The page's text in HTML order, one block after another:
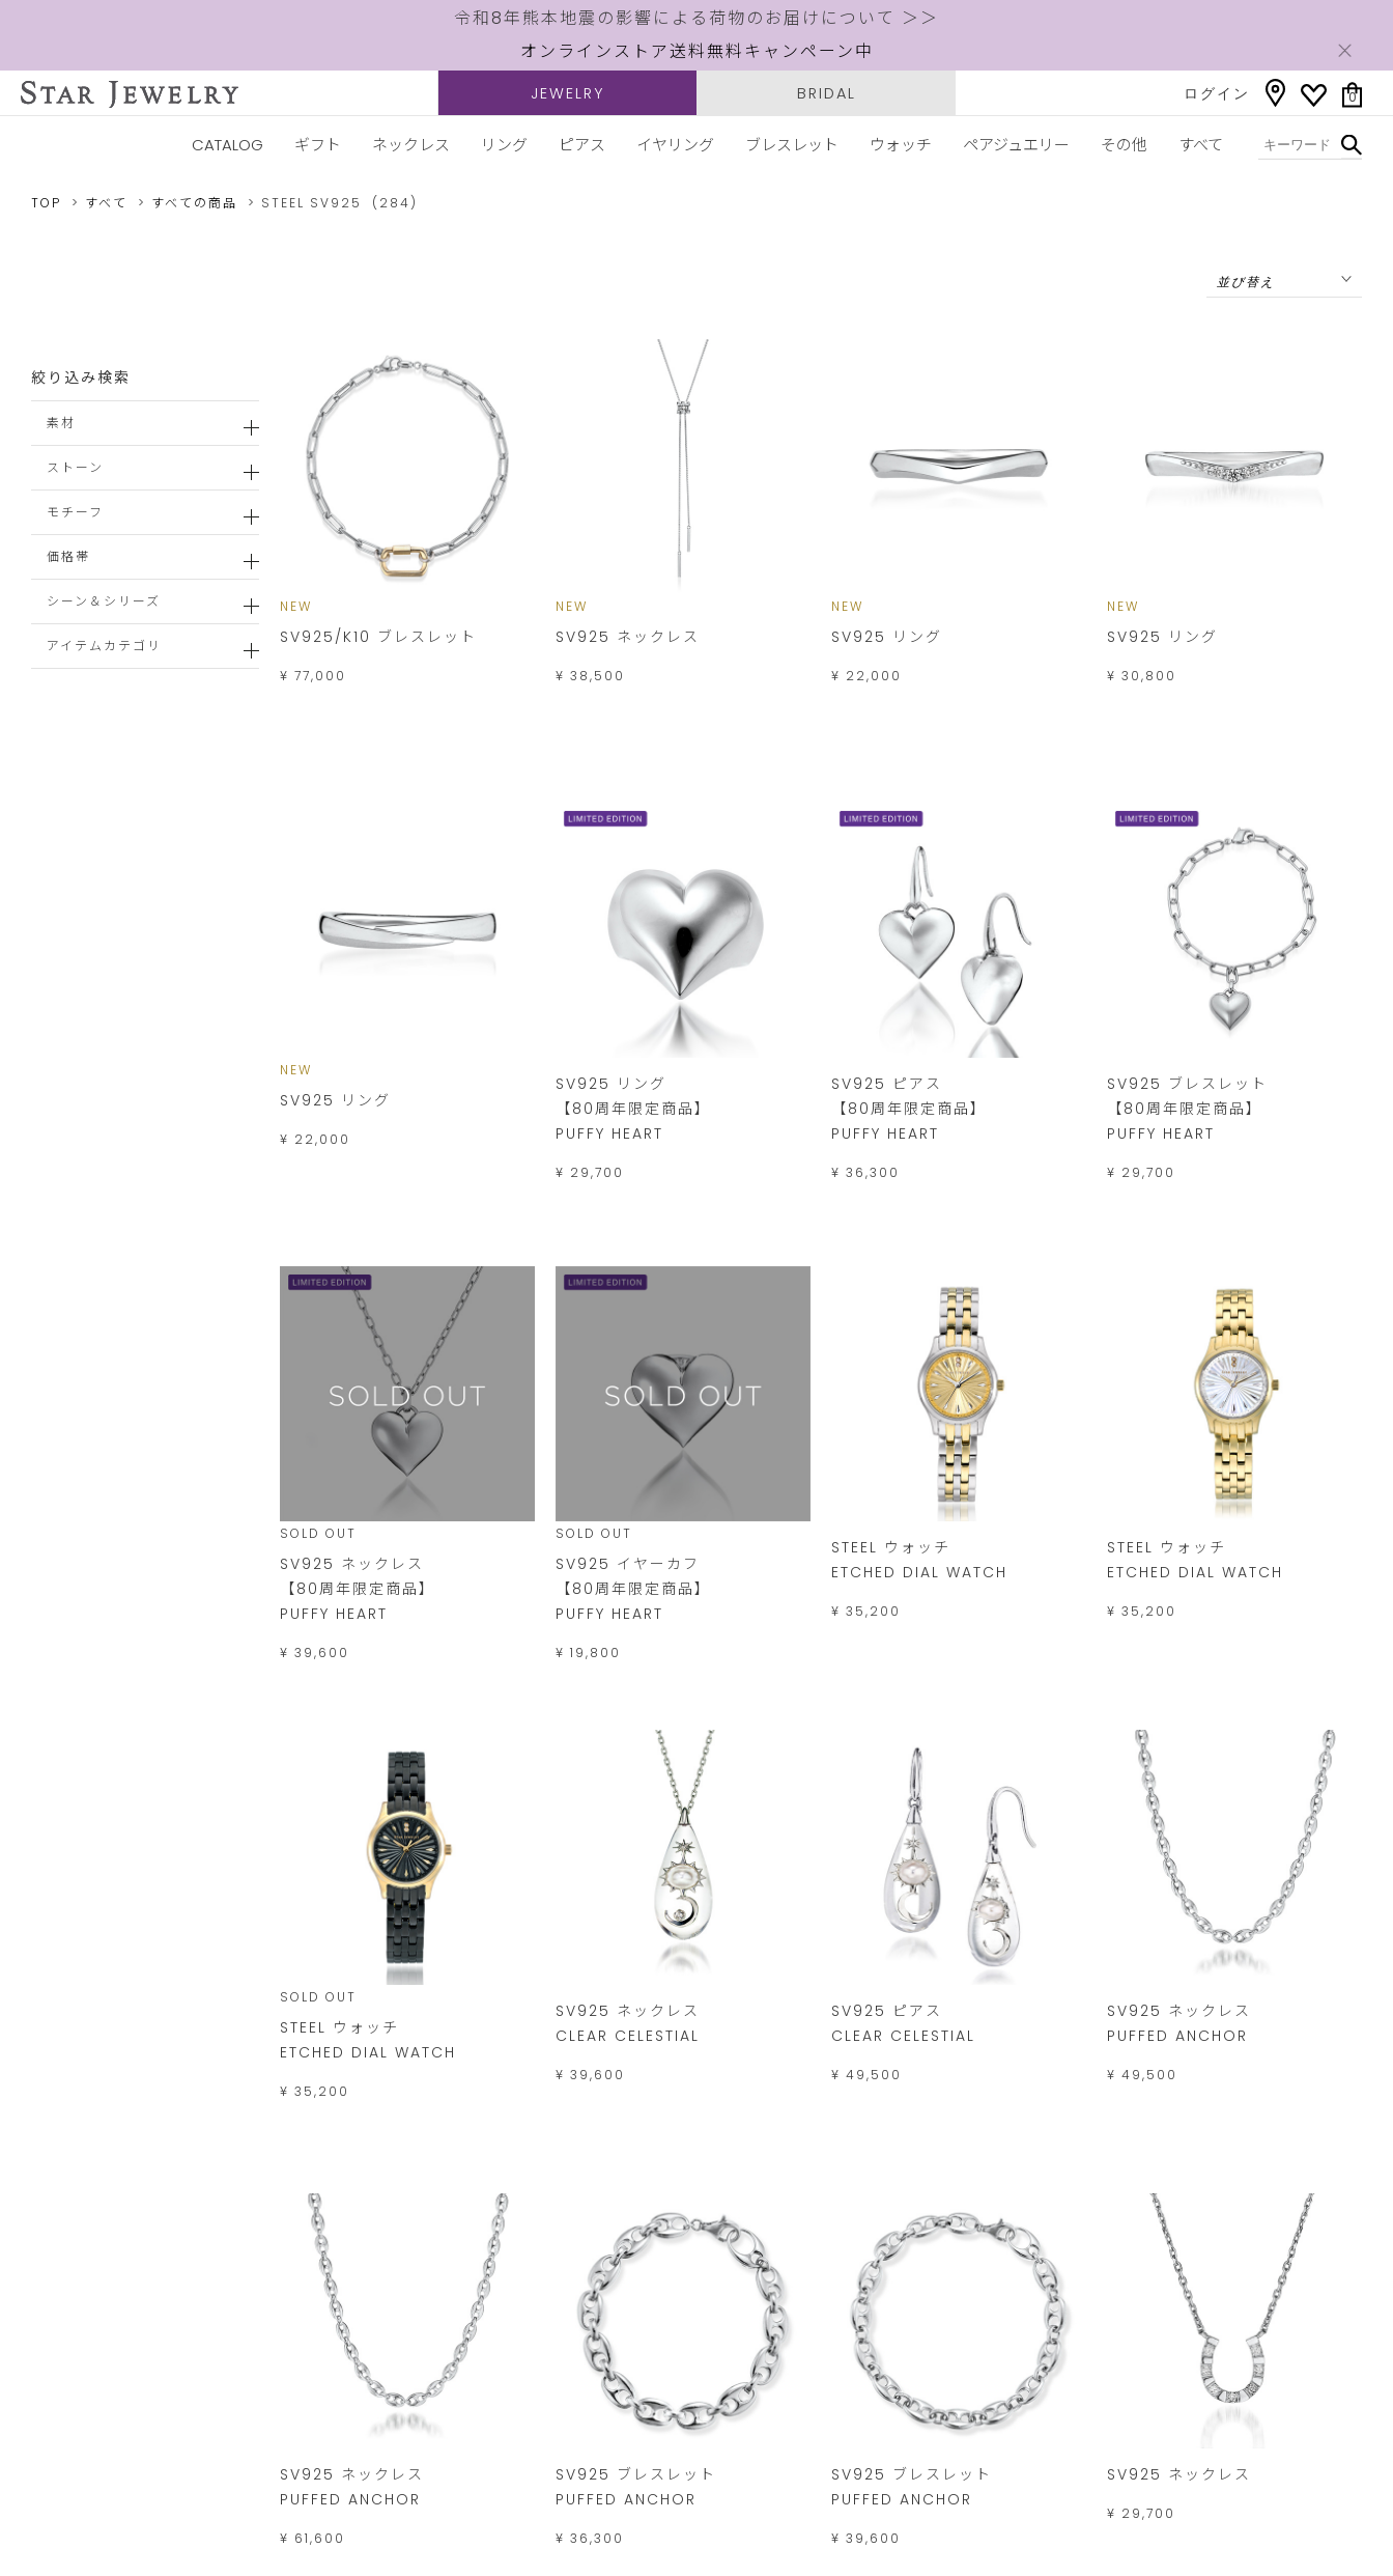
令和8年熊本地震の影響による荷物のお届けについて ＞＞
オンラインストア送料無料キャンペーン中
JEWELRY BRIDAL ログイン 0
CATALOG ギフト ネックレス リング ピアス イヤリング ブレスレット ウォッチ ペアジュエリー その他 すべて
TOP すべて すべての商品 STEEL SV925 (284)
絞り込み検索
素材
ストーン
モチーフ
価格帯
シーン＆シリーズ
アイテムカテゴリ
NEW
SV925/K10 ブレスレット
¥ 77,000
NEW
SV925 ネックレス
¥ 38,500
NEW
SV925 リング
¥ 22,000
NEW
SV925 リング
¥ 30,800
NEW
SV925 リング
¥ 22,000
SV925 リング
【80周年限定商品】
PUFFY HEART
¥ 29,700
SV925 ピアス
【80周年限定商品】
PUFFY HEART
¥ 36,300
SV925 ブレスレット
【80周年限定商品】
PUFFY HEART
¥ 29,700
SOLD OUT
SV925 ネックレス
【80周年限定商品】
PUFFY HEART
¥ 39,600
SOLD OUT
SV925 イヤーカフ
【80周年限定商品】
PUFFY HEART
¥ 19,800
STEEL ウォッチ
ETCHED DIAL WATCH
¥ 35,200
STEEL ウォッチ
ETCHED DIAL WATCH
¥ 35,200
SOLD OUT
STEEL ウォッチ
ETCHED DIAL WATCH
¥ 35,200
SV925 ネックレス
CLEAR CELESTIAL
¥ 39,600
SV925 ピアス
CLEAR CELESTIAL
¥ 49,500
SV925 ネックレス
PUFFED ANCHOR
¥ 49,500
SV925 ネックレス
PUFFED ANCHOR
¥ 61,600
SV925 ブレスレット
PUFFED ANCHOR
¥ 36,300
SV925 ブレスレット
PUFFED ANCHOR
¥ 39,600
SV925 ネックレス
¥ 29,700